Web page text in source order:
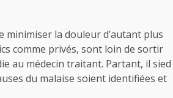
la douleur d’autant plus
comme privés, sont loin de sortir
au médecin traitant. Partant, il sied
du malaise soient identifiées et